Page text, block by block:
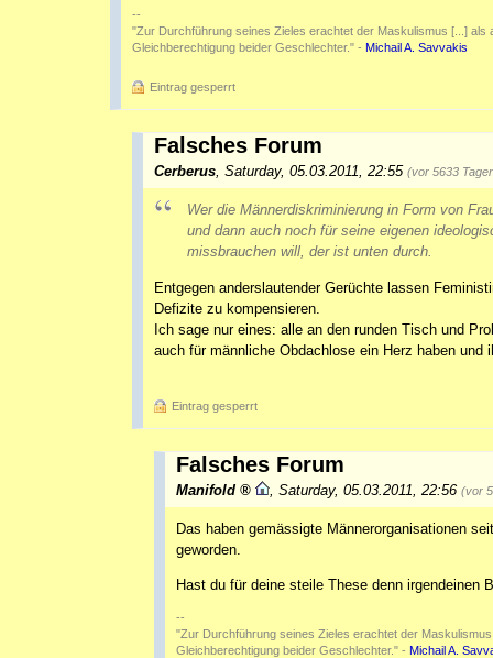
--
"Zur Durchführung seines Zieles erachtet der Maskulismus [...]
Gleichberechtigung beider Geschlechter." - Michail A. Savvakis
Eintrag gesperrt
Falsches Forum
Cerberus, Saturday, 05.03.2011, 22:55 (vor 5633
Wer die Männerdiskriminierung in Form von
und dann auch noch für seine eigenen
missbrauchen will, der ist unten durch.
Entgegen anderslautender Gerüchte lassen
Defizite zu kompensieren.
Ich sage nur eines: alle an den runden Tisch und
auch für männliche Obdachlose ein Herz haben
Eintrag gesperrt
Falsches Forum
Manifold Saturday, 05.03.2011, 22:56 (vor
Das haben gemässigte Männerorganisationen
geworden.
Hast du für deine steile These denn irgendeinen
--
"Zur Durchführung seines Zieles erachtet der
Gleichberechtigung beider Geschlechter." - Michail A.